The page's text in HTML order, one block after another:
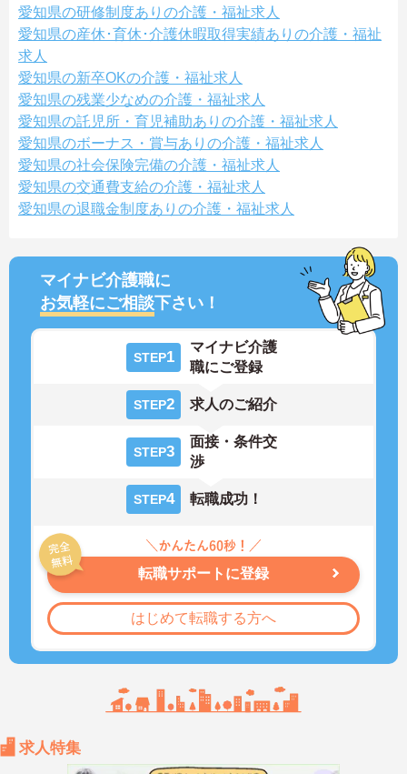
愛知県の研修制度ありの介護・福祉求人
愛知県の産休･育休･介護休暇取得実績ありの介護・福祉
求人
愛知県の新卒OKの介護・福祉求人
愛知県の残業少なめの介護・福祉求人
愛知県の託児所・育児補助ありの介護・福祉求人
愛知県のボーナス・賞与ありの介護・福祉求人
愛知県の社会保険完備の介護・福祉求人
愛知県の交通費支給の介護・福祉求人
愛知県の退職金制度ありの介護・福祉求人
マイナビ介護職に
お気軽にご相談下さい！
STEP1
マイナビ介護
職にご登録
STEP2 求人のご紹介
STEP3
面接・条件交
渉
STEP4 転職成功！
転職サポートに登録
はじめて転職する方へ
求人特集